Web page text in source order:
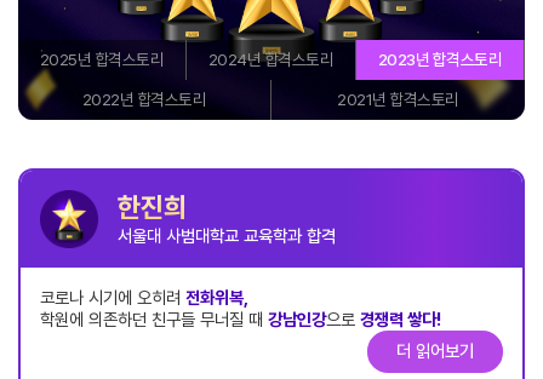
2025년 합격스토리 2024년 합격스토리 2023년 합격스토리
2022년 합격스토리 2021년 합격스토리
한진희
서울대 사범대학교 교육학과 합격
코로나 시기에 오히려 전화위복,
학원에 의존하던 친구들 무너질 때 강남인강으로 경쟁력 쌓다!
더 읽어보기